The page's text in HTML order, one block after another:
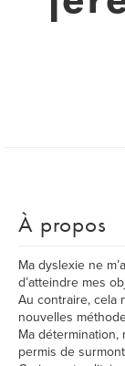
À propos
Ma dyslexie ne
d’atteindre mes
Au contraire, cela
nouvelles
Ma détermination,
permis de